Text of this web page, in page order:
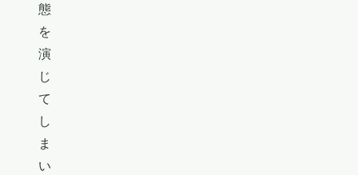
態
を
演
じ
て
し
ま
い